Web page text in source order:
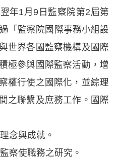
年1月9日監察院第2屆第
「監察院國際事務小組設
世界各國監察機構及國際
極參與國際監察活動，增
權行使之國際化，並綜理
之聯繫及庶務工作。國際
念與成就。
察使職務之研究。